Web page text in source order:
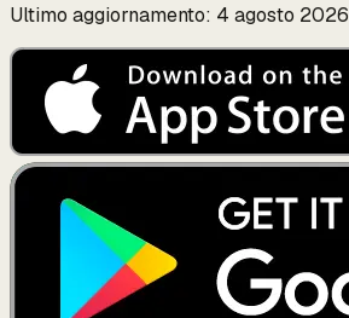
Ultimo aggiornamento: 4 agosto 2026